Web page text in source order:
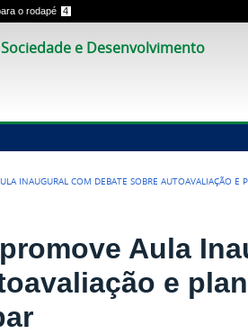
o rodapé 4
e Desenvolvimento
INAUGURAL COM DEBATE SOBRE AUTOAVALIAÇÃO E
promove Aula
e